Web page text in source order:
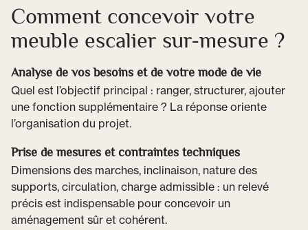
Comment concevoir votre
meuble escalier sur-mesure ?
Analyse de vos besoins et de votre mode de vie
Quel est l’objectif principal : ranger, structurer, ajouter
une fonction supplémentaire ? La réponse oriente
l’organisation du projet.
Prise de mesures et contraintes techniques
Dimensions des marches, inclinaison, nature des
supports, circulation, charge admissible : un relevé
précis est indispensable pour concevoir un
aménagement sûr et cohérent.